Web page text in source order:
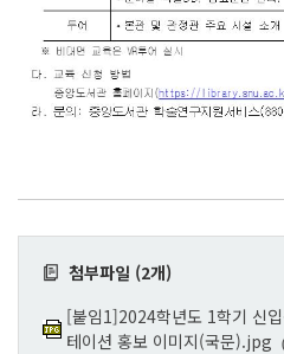
첨부파일 (2개)
[붙임1]2024학년도 1학기 신
테이션 홍보 이미지(국문).jpg